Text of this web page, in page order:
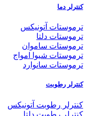
کنترلر دما
ترموستات آتونیکس
ترموستات دلتا
ترموستات ساموان
ترموستات شیوا امواج
ترموستات سانوارد
کنترلر رطوبت
کنترلر رطوبت آتونیکس
کنترلر رطوبت دلتا